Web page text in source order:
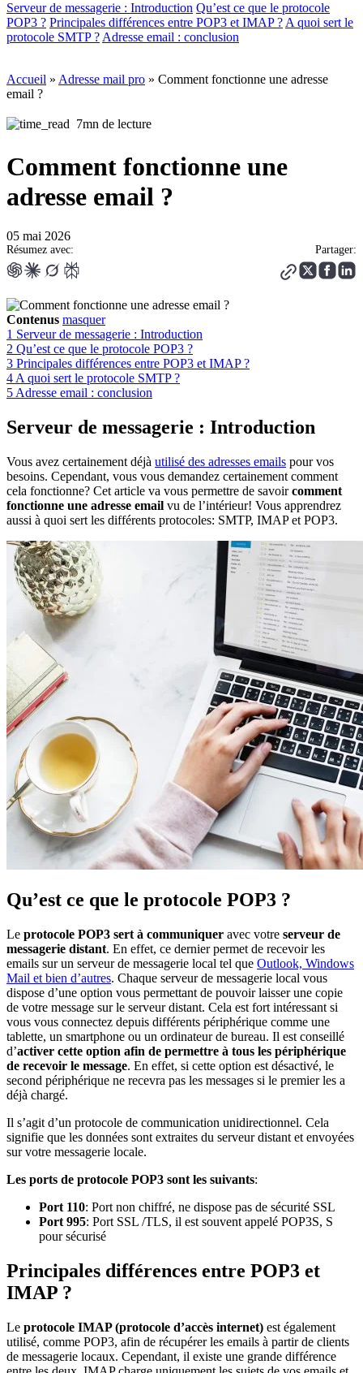
Serveur de messagerie : Introduction Qu’est ce que le protocole
POP3 ? Principales différences entre POP3 et IMAP ? A quoi sert le
protocole SMTP ? Adresse email : conclusion
Accueil » Adresse mail pro » Comment fonctionne une adresse
email ?
7mn de lecture
Comment fonctionne une
adresse email ?
05 mai 2026
Résumez avec: Partager:
Contenus masquer
1 Serveur de messagerie : Introduction
2 Qu’est ce que le protocole POP3 ?
3 Principales différences entre POP3 et IMAP ?
4 A quoi sert le protocole SMTP ?
5 Adresse email : conclusion
Serveur de messagerie : Introduction
Vous avez certainement déjà utilisé des adresses emails pour vos
besoins. Cependant, vous vous demandez certainement comment
cela fonctionne? Cet article va vous permettre de savoircomment
fonctionne une adresse email vu de l’intérieur! Vous apprendrez
aussi à quoi sert les différents protocoles: SMTP, IMAP et POP3.
Qu’est ce que le protocole POP3 ?
Le protocole POP3 sert à communiquer avec votre serveur de
messagerie distant. En effet, ce dernier permet de recevoir les
emails sur un serveur de messagerie local tel que Outlook, Windows
Mail et bien d’autres. Chaque serveur de messagerie local vous
dispose d’une option vous permettant de pouvoir laisser une copie
de votre message sur le serveur distant. Cela est fort intéressant si
vous vous connectez depuis différents périphérique comme une
tablette, un smartphone ou un ordinateur de bureau. Il est conseillé
d’activer cette option afin de permettre à tous les périphérique
de recevoir le message. En effet, si cette option est désactivé, le
second périphérique ne recevra pas les messages si le premier les a
déjà chargé.
Il s’agit d’un protocole de communication unidirectionnel. Cela
signifie que les données sont extraites du serveur distant et envoyées
sur votre messagerie locale.
Les ports de protocole POP3 sont les suivants:
Port 110: Port non chiffré, ne dispose pas de sécurité SSL
Port 995: Port SSL /TLS, il est souvent appelé POP3S, S
pour sécurisé
Principales différences entre POP3 et
IMAP ?
Le protocole IMAP (protocole d’accès internet) est également
utilisé, comme POP3, afin de récupérer les emails à partir de clients
de messagerie locaux. Cependant, il existe une grande différence